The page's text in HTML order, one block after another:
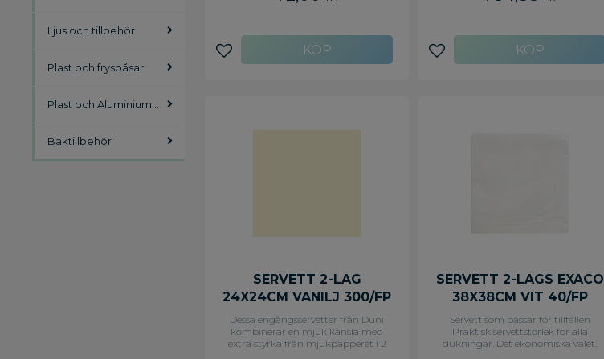
Abena-hållare för praktisk
pappersslöseri, medan den generösa
storleken är perfekt för fullständig
menyanvändning. Med 125 servetter i
och diskar. - 1-lagers - Färg: Vit -
Lägg till i favoriter
på bord och diskar. Vår mest
minskar förbrukningen och
avfallet. Tork Xpressnap Fit rymmer
fler servetter än traditionella
Lägg till i favoriter
SERVETT 2-LAG
24X24CM VANILJ 300/FP
Dessa engångsservetter från Duni
kombinerar en mjuk känsla med
extra styrka från mjukpapperet i 2
SERVETT 2-LAGS EXACO
38X38CM VIT 40/FP
Servett som passar för tillfällen
Praktisk servettstorlek för alla
dukningar. Det ekonomiska valet.
Ljus och tillbehör
Plast och fryspåsar
Plast och Aluminiumfolie
Baktillbehör